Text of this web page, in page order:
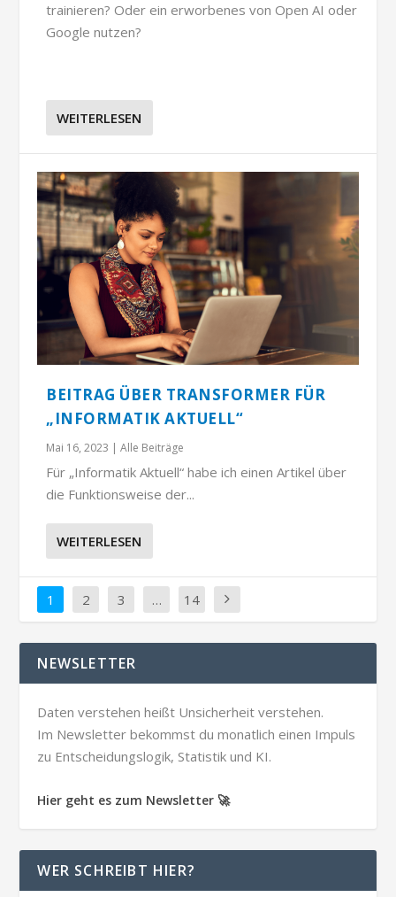
trainieren? Oder ein erworbenes von Open AI oder
Google nutzen?
WEITERLESEN
BEITRAG ÜBER TRANSFORMER FÜR
„INFORMATIK AKTUELL“
Mai 16, 2023 |Alle Beiträge
Für „Informatik Aktuell“ habe ich einen Artikel über
die Funktionsweise der...
WEITERLESEN
1 2 3 … 14
NEWSLETTER
Daten verstehen heißt Unsicherheit verstehen.
Im Newsletter bekommst du monatlich einen Impuls
zu Entscheidungslogik, Statistik und KI.
Hier geht es zum Newsletter 🚀
WER SCHREIBT HIER?